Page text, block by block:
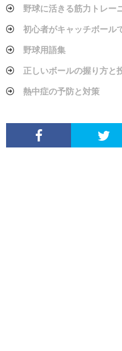
野球に活きる筋力トレー
初心者がキャッチボール
野球用語集
正しいボールの握り方と
熱中症の予防と対策